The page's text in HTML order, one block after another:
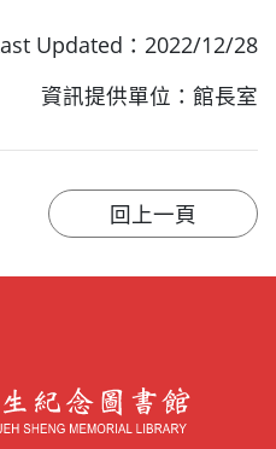
Updated：2022/12/28
資訊提供單位：館長室